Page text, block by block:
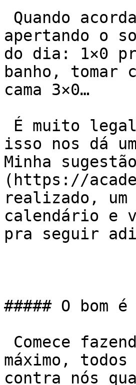
apertando o
do dia: 1×0
banho, tomar
cama 3×0…
isso nos dá
Minha
(https://
realizado,
calendário e
pra seguir
##### O bom
máximo,
contra nós